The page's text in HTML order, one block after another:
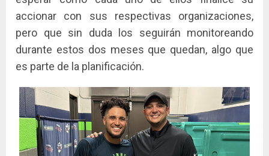
accionar con sus respectivas organizaciones,
pero que sin duda los seguirán monitoreando
durante estos dos meses que quedan, algo que
es parte de la planificación.